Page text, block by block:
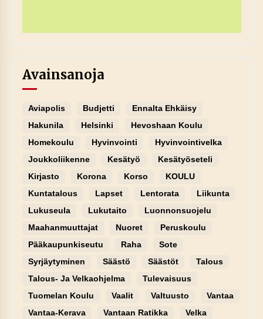
Avainsanoja
Aviapolis Budjetti
Ennalta Ehkäisy
Hakunila
Helsinki
Hevoshaan Koulu
Homekoulu
Hyvinvointi
Hyvinvointivelka
Joukkoliikenne
Kesätyö
Kesätyöseteli
Kirjasto
Korona Korso
KOULU
Kuntatalous
Lapset Lentorata
Liikunta
Lukuseula
Lukutaito
Luonnonsuojelu
Maahanmuuttajat
Nuoret
Peruskoulu
Pääkaupunkiseutu
Raha
Sote
Syrjäytyminen
Säästö Säästöt
Talous
Talous- Ja Velkaohjelma
Tulevaisuus
Tuomelan Koulu
Vaalit Valtuusto
Vantaa
Vantaa-Kerava
Vantaan Ratikka
Velka